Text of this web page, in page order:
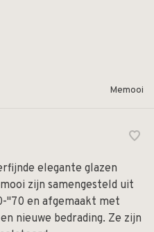
Memooi
elegante glazen
zijn samengesteld uit
"70 en afgemaakt met
nieuwe bedrading. Ze zijn